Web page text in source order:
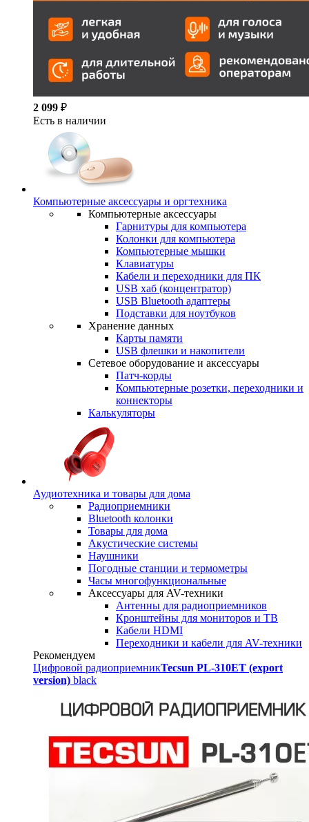
2 099 ₽
Есть в наличии
Компьютерные аксессуары и оргтехника
Компьютерные аксессуары
Гарнитуры для компьютера
Колонки для компьютера
Компьютерные мышки
Клавиатуры
Кабели и переходники для ПК
USB хаб (концентратор)
USB Bluetooth адаптеры
Подставки для ноутбуков
Хранение данных
Карты памяти
USB флешки и накопители
Сетевое оборудование и аксессуары
Патч-корды
Компьютерные розетки, переходники и
коннекторы
Калькуляторы
Аудиотехника и товары для дома
Радиоприемники
Bluetooth колонки
Товары для дома
Акустические системы
Наушники
Погодные станции и термометры
Часы многофункциональные
Аксессуары для AV-техники
Антенны для радиоприемников
Кронштейны для мониторов и ТВ
Кабели HDMI
Переходники и кабели для AV-техники
Рекомендуем
Цифровой радиоприемникTecsun PL-310ET (export
version) black